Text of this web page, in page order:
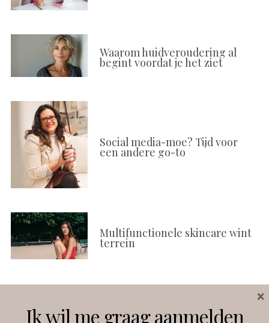
Waarom huidveroudering al
begint voordat je het ziet
Social media-moe? Tijd voor
een andere go-to
Multifunctionele skincare wint
terrein
Ik wil me graag aanmelden
×